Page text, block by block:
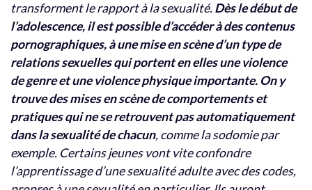
transforment le rapport à la sexualité.Dès le début de
l’adolescence, il est possible d’accéder à des contenus
pornographiques, à une mise en scène d’un type de
relations sexuelles qui portent en elles une violence
de genre et une violence physique importante. On y
trouve des mises en scène de comportements et
pratiques qui ne se retrouvent pas automatiquement
dans la sexualité de chacun, comme la sodomie par
exemple. Certains jeunes vont vite confondre
l’apprentissage d’une sexualité adulte avec des codes,